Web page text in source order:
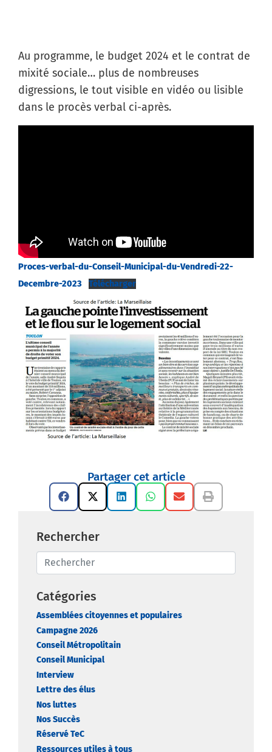
Au programme, le budget 2024 et le contrat de
mixité sociale… plus de nombreuses
digressions, le tout visible en vidéo ou lisible
dans le procès verbal ci-après.
Proces-verbal-du-Conseil-Municipal-du-Vendredi-22-
Decembre-2023
Télécharger
Partager cet article
Rechercher
Catégories
Assemblées citoyennes et populaires
Campagne 2026
Conseil Métropolitain
Conseil Municipal
Interview
Lettre des élus
Nos luttes
Nos Succès
Réservé TeC
Ressources utiles à tous